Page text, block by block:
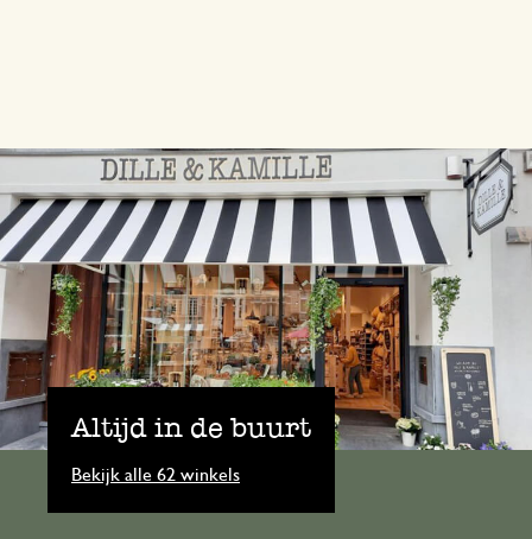
Altijd in de buurt
Bekijk alle 62 winkels